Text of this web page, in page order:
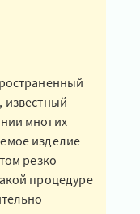
известный
многих
изделие
резко
процедуре